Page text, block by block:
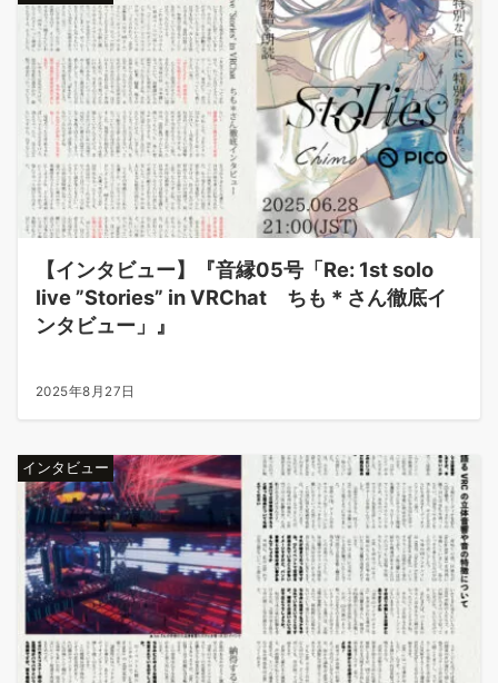
【インタビュー】『音縁05号「Re: 1st solo
live ”Stories” in VRChat ちも＊さん徹底イ
ンタビュー」』
2025年8月27日
インタビュー